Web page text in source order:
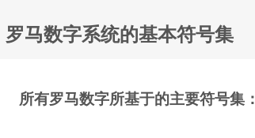
罗马数字系统的基本符号集
所有罗马数字所基于的主要符号集：